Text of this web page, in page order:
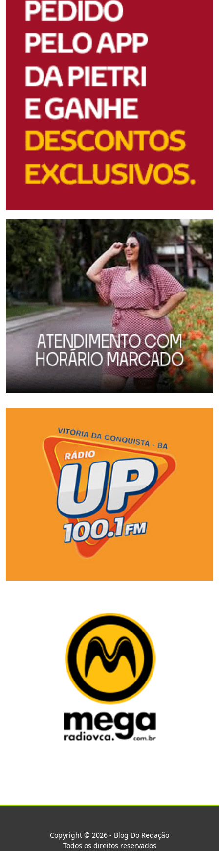
Copyright © 2026 - Blog Do Redação
Todos os direitos reservados